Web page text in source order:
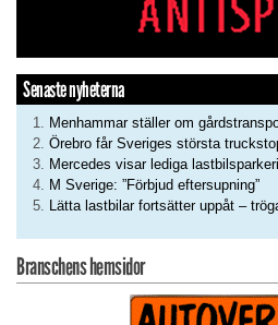
Senaste nyheterna
Menhammar ställer om
Örebro får Sveriges största
Mercedes visar lediga
M Sverige: ”Förbjud eftersupning”
Lätta lastbilar fortsätter uppåt –
Branschens hemsidor